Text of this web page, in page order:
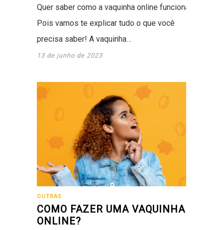
Quer saber como a vaquinha online funciona?
Pois vamos te explicar tudo o que você
precisa saber! A vaquinha…
13 de junho de 2023
OUTRAS
COMO FAZER UMA VAQUINHA
ONLINE?